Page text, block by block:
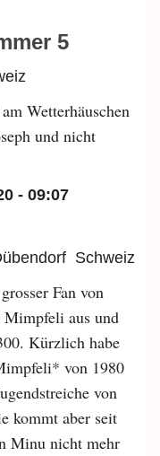
5
Wetterhäuschen
und nicht
- 09:07
Schweiz
Fan von
aus und
Kürzlich habe
von 1980
von
kommt aber seit
Minu nicht mehr